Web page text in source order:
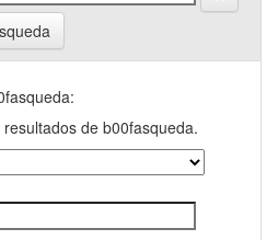
de b00fasqueda.